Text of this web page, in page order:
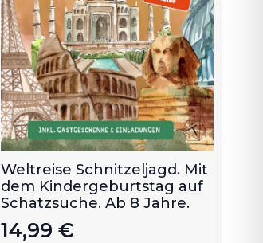
Weltreise Schnitzeljagd. Mit
dem Kindergeburtstag auf
Schatzsuche. Ab 8 Jahre.
14,99 €